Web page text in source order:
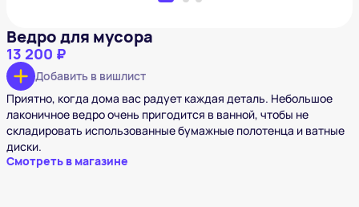
Ведро для мусора
13 200 ₽
Добавить в вишлист
Приятно, когда дома вас радует каждая деталь. Небольшое
лаконичное ведро очень пригодится в ванной, чтобы не
складировать использованные бумажные полотенца и ватные
диски.
Смотреть в магазине